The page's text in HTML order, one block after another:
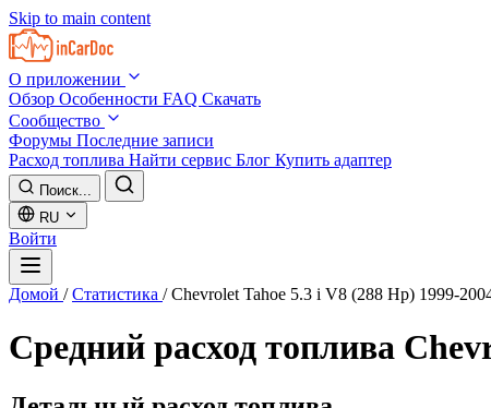
Skip to main content
О приложении
Обзор Особенности FAQ Скачать
Сообщество
Форумы Последние записи
Расход топлива Найти сервис Блог Купить адаптер
Поиск...
RU
Войти
Домой / Статистика / Chevrolet Tahoe 5.3 i V8 (288 Hp) 1999-
Средний расход топлива